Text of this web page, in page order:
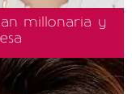
millonaria y